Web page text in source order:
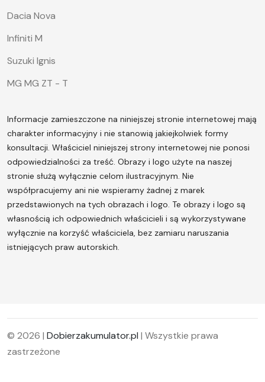
Dacia Nova
Infiniti M
Suzuki Ignis
MG MG ZT - T
Informacje zamieszczone na niniejszej stronie internetowej mają
charakter informacyjny i nie stanowią jakiejkolwiek formy
konsultacji. Właściciel niniejszej strony internetowej nie ponosi
odpowiedzialności za treść. Obrazy i logo użyte na naszej
stronie służą wyłącznie celom ilustracyjnym. Nie
współpracujemy ani nie wspieramy żadnej z marek
przedstawionych na tych obrazach i logo. Te obrazy i logo są
własnością ich odpowiednich właścicieli i są wykorzystywane
wyłącznie na korzyść właściciela, bez zamiaru naruszania
istniejących praw autorskich.
© 2026 | Dobierzakumulator.pl | Wszystkie prawa
zastrzeżone